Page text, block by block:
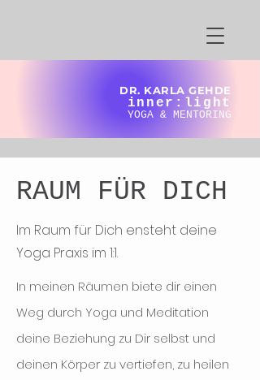
DR. KARLA GEHDE
inner:light
YOGA & MENTORING
RAUM FÜR DICH
Im Raum für Dich ensteht deine
Yoga Praxis im 1:1.
In meinen Räumen biete dir einen
Weg durch Yoga und Meditation
deine Beziehung zu Dir selbst und
deinen Körper zu vertiefen, zu heilen